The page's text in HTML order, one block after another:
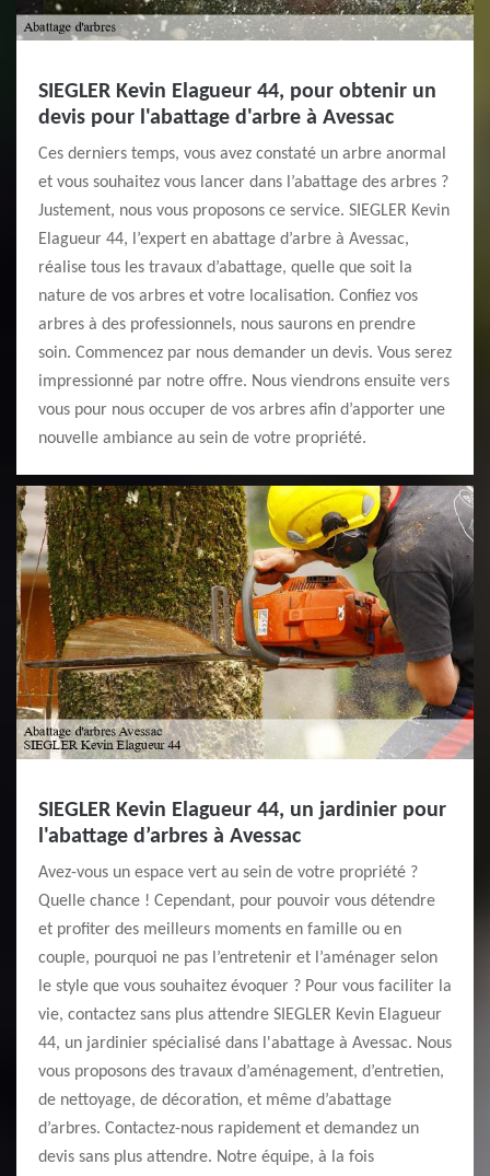
SIEGLER Kevin Elagueur 44, pour obtenir un
devis pour l'abattage d'arbre à Avessac
Ces derniers temps, vous avez constaté un arbre anormal
et vous souhaitez vous lancer dans l’abattage des arbres ?
Justement, nous vous proposons ce service. SIEGLER Kevin
Elagueur 44, l’expert en abattage d’arbre à Avessac,
réalise tous les travaux d’abattage, quelle que soit la
nature de vos arbres et votre localisation. Confiez vos
arbres à des professionnels, nous saurons en prendre
soin. Commencez par nous demander un devis. Vous serez
impressionné par notre offre. Nous viendrons ensuite vers
vous pour nous occuper de vos arbres afin d’apporter une
nouvelle ambiance au sein de votre propriété.
SIEGLER Kevin Elagueur 44, un jardinier pour
l'abattage d’arbres à Avessac
Avez-vous un espace vert au sein de votre propriété ?
Quelle chance ! Cependant, pour pouvoir vous détendre
et profiter des meilleurs moments en famille ou en
couple, pourquoi ne pas l’entretenir et l’aménager selon
le style que vous souhaitez évoquer ? Pour vous faciliter la
vie, contactez sans plus attendre SIEGLER Kevin Elagueur
44, un jardinier spécialisé dans l'abattage à Avessac. Nous
vous proposons des travaux d’aménagement, d’entretien,
de nettoyage, de décoration, et même d’abattage
d’arbres. Contactez-nous rapidement et demandez un
devis sans plus attendre. Notre équipe, à la fois